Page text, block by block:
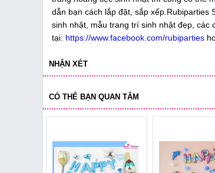
dẫn bạn cách lắp đặt, sắp
sinh nhật, mẫu trang trí sinh nhật đẹp,
tại: https://www.facebook.com/rubiparties
NHẬN XÉT
CÓ THỂ BẠN QUAN TÂM